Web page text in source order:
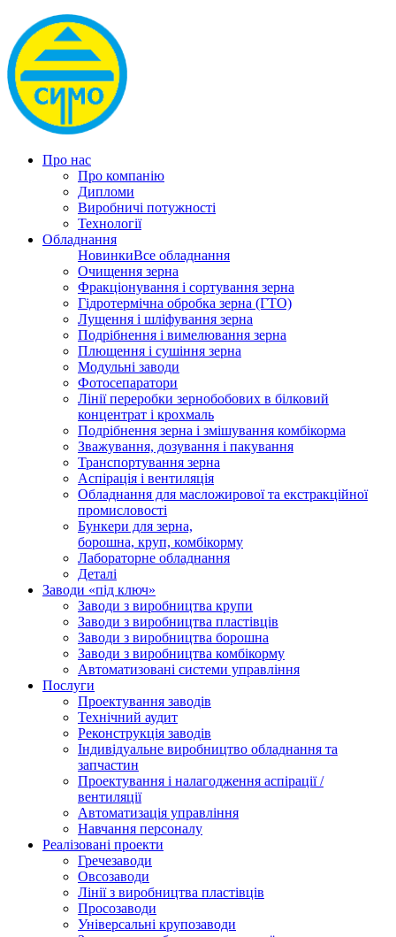
Про нас
Про компанію
Дипломи
Виробничі потужності
Технології
Обладнання
НовинкиВсе обладнання
Очищення зерна
Фракціонування і сортування зерна
Гідротермічна обробка зерна (ГТО)
Лущення і шліфування зерна
Подрібнення і вимелювання зерна
Плющення і сушіння зерна
Модульні заводи
Фотосепаратори
Лінії переробки зернобобових в білковий
концентрат і крохмаль
Подрібнення зерна і змішування комбікорма
Зважування, дозування і пакування
Транспортування зерна
Аспірація і вентиляція
Обладнання для масложирової та екстракційної
промисловості
Бункери для зерна,
борошна, круп, комбікорму
Лабораторне обладнання
Деталі
Заводи «під ключ»
Заводи з виробництва крупи
Заводи з виробництва пластівців
Заводи з виробництва борошна
Заводи з виробництва комбікорму
Автоматизовані системи управління
Послуги
Проектування заводів
Технічний аудит
Реконструкція заводів
Індивідуальне виробництво обладнання та
запчастин
Проектування і налагодження аспірації /
вентиляції
Автоматизація управління
Навчання персоналу
Реалізовані проекти
Гречезаводи
Овсозаводи
Лінії з виробництва пластівців
Просозаводи
Універсальні крупозаводи